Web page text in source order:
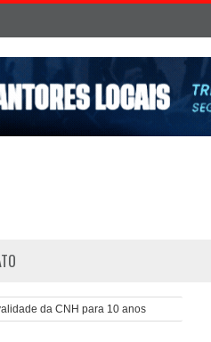
da CNH para 10 anos